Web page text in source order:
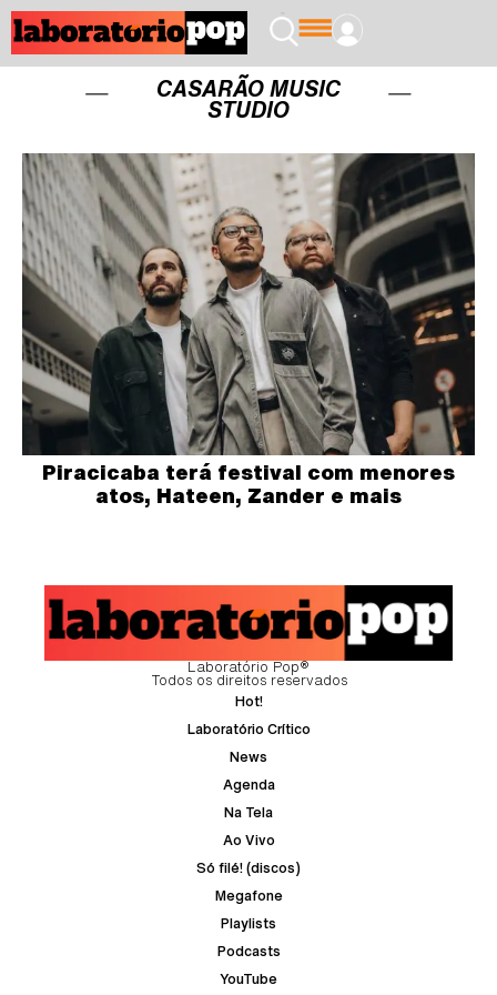
CASARÃO MUSIC
STUDIO
Piracicaba terá festival com menores
atos, Hateen, Zander e mais
Laboratório Pop®
Todos os direitos reservados
Hot!
Laboratório Crítico
News
Agenda
Na Tela
Ao Vivo
Só filé! (discos)
Megafone
Playlists
Podcasts
YouTube